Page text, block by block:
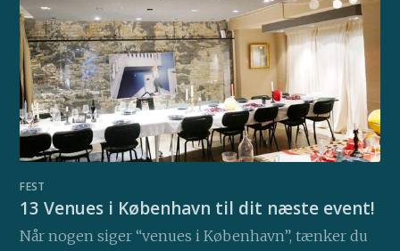
FEST
13 Venues i København til dit næste event!
Når nogen siger “venues i København”, tænker du